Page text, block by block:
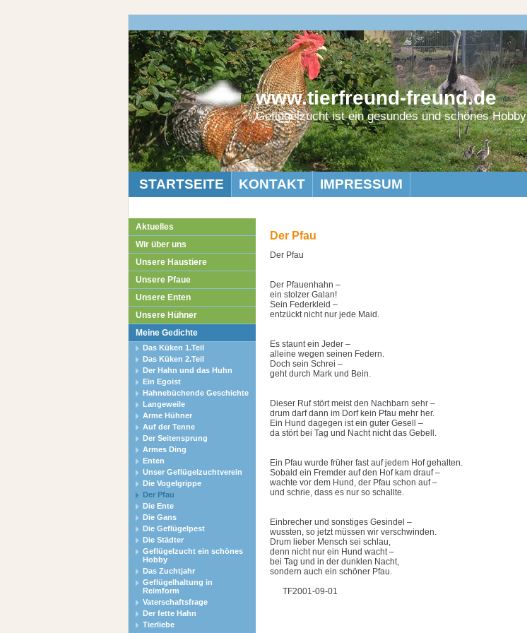
www.tierfreund-freund.de
Geflügelzucht ist ein gesundes und schönes Hobby
STARTSEITE KONTAKT IMPRESSUM
Aktuelles
Wir über uns
Unsere Haustiere
Unsere Pfaue
Unsere Enten
Unsere Hühner
Meine Gedichte
Das Küken 1.Teil
Das Küken 2.Teil
Der Hahn und das Huhn
Ein Egoist
Hahnebüchende Geschichte
Langeweile
Arme Hühner
Auf der Tenne
Der Seitensprung
Armes Ding
Enten
Unser Geflügelzuchtverein
Die Vogelgrippe
Der Pfau
Die Ente
Die Gans
Die Geflügelpest
Die Städter
Geflügelzucht ein schönes
Hobby
Das Zuchtjahr
Geflügelhaltung in
Reimform
Vaterschaftsfrage
Der fette Hahn
Tierliebe
Der Pfau
Der Pfau
Der Pfauenhahn –
ein stolzer Galan!
Sein Federkleid –
entzückt nicht nur jede Maid.
Es staunt ein Jeder –
alleine wegen seinen Federn.
Doch sein Schrei –
geht durch Mark und Bein.
Dieser Ruf stört meist den Nachbarn sehr –
drum darf dann im Dorf kein Pfau mehr her.
Ein Hund dagegen ist ein guter Gesell –
da stört bei Tag und Nacht nicht das Gebell.
Ein Pfau wurde früher fast auf jedem Hof gehalten.
Sobald ein Fremder auf den Hof kam drauf –
wachte vor dem Hund, der Pfau schon auf –
und schrie, dass es nur so schallte.
Einbrecher und sonstiges Gesindel –
wussten, so jetzt müssen wir verschwinden.
Drum lieber Mensch sei schlau,
denn nicht nur ein Hund wacht –
bei Tag und in der dunklen Nacht,
sondern auch ein schöner Pfau.
TF2001-09-01